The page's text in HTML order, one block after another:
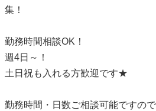
集！
勤務時間相談OK！
週4日～！
土日祝も入れる方歓迎です★
勤務時間・日数ご相談可能ですので